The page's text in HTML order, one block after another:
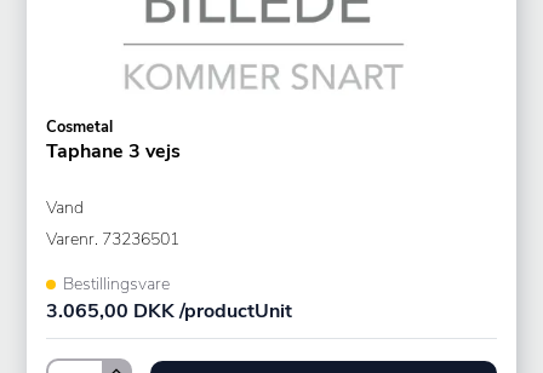
Cosmetal
Taphane 3 vejs
Vand
Varenr. 73236501
Bestillingsvare
3.065,00 DKK /productUnit